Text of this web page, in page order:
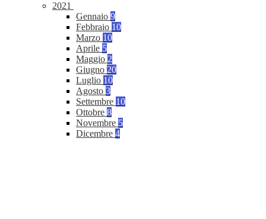
2021
Gennaio 9
Febbraio 10
Marzo 10
Aprile 5
Maggio 2
Giugno 20
Luglio 10
Agosto 3
Settembre 10
Ottobre 8
Novembre 5
Dicembre 4